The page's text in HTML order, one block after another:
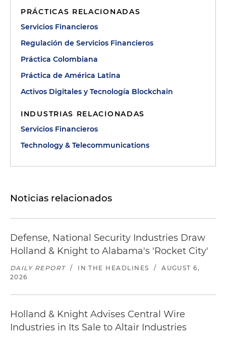
PRÁCTICAS RELACIONADAS
Servicios Financieros
Regulación de Servicios Financieros
Práctica Colombiana
Práctica de América Latina
Activos Digitales y Tecnología Blockchain
INDUSTRIAS RELACIONADAS
Servicios Financieros
Technology & Telecommunications
Noticias relacionados
Defense, National Security Industries Draw
Holland & Knight to Alabama's 'Rocket City'
DAILY REPORT / IN THE HEADLINES /
AUGUST 6,
2026
Holland & Knight Advises Central Wire
Industries in Its Sale to Altair Industries